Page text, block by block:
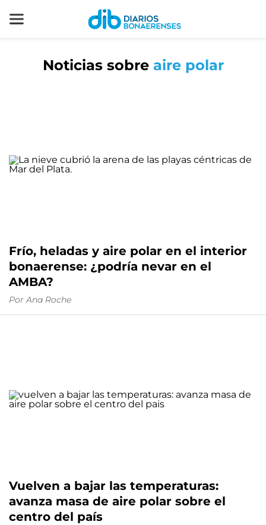
Noticias sobre aire polar
Frío, heladas y aire polar en el interior
bonaerense: ¿podría nevar en el
AMBA?
Por Ana Roche
Vuelven a bajar las temperaturas:
avanza masa de aire polar sobre el
centro del país